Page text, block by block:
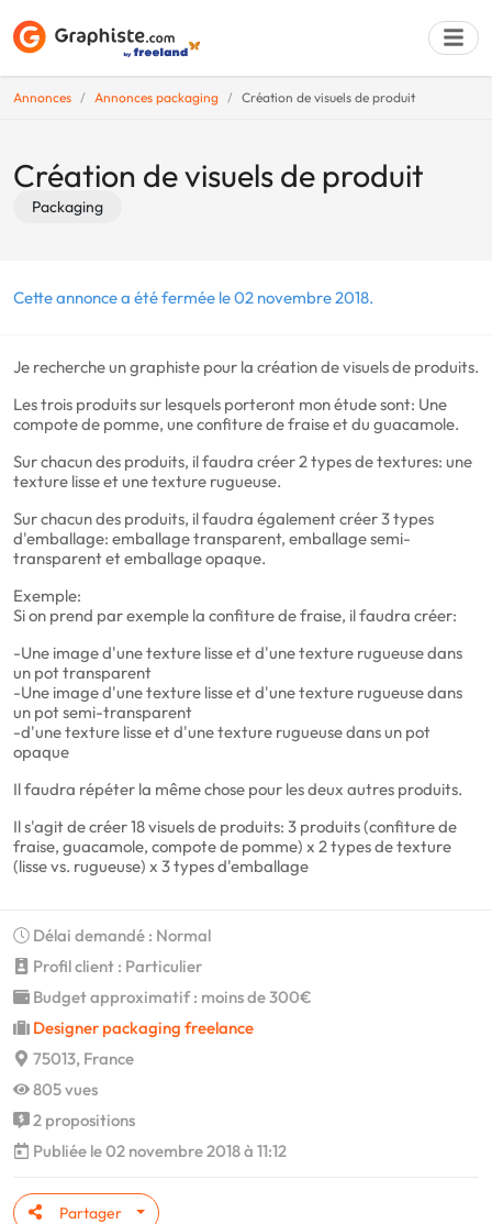
Annonces Annonces packaging Création de visuels de produit
Création de visuels de produit
Packaging
Cette annonce a été fermée le 02 novembre 2018.
Je recherche un graphiste pour la création de visuels de produits.
Les trois produits sur lesquels porteront mon étude sont: Une
compote de pomme, une confiture de fraise et du guacamole.
Sur chacun des produits, il faudra créer 2 types de textures: une
texture lisse et une texture rugueuse.
Sur chacun des produits, il faudra également créer 3 types
d'emballage: emballage transparent, emballage semi-
transparent et emballage opaque.
Exemple:
Si on prend par exemple la confiture de fraise, il faudra créer:
-Une image d'une texture lisse et d'une texture rugueuse dans
un pot transparent
-Une image d'une texture lisse et d'une texture rugueuse dans
un pot semi-transparent
-d'une texture lisse et d'une texture rugueuse dans un pot
opaque
Il faudra répéter la même chose pour les deux autres produits.
Il s'agit de créer 18 visuels de produits: 3 produits (confiture de
fraise, guacamole, compote de pomme) x 2 types de texture
(lisse vs. rugueuse) x 3 types d'emballage
Délai demandé : Normal
Profil client : Particulier
Budget approximatif : moins de 300€
Designer packaging freelance
75013, France
805 vues
2 propositions
Publiée le 02 novembre 2018 à 11:12
Partager